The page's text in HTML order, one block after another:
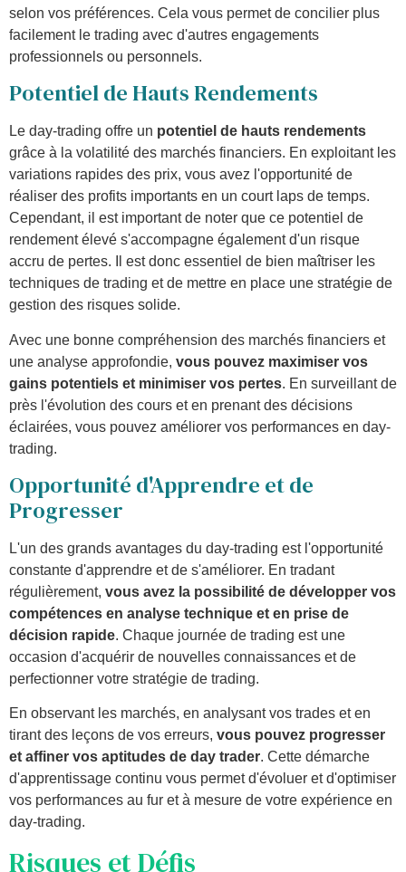
selon vos préférences. Cela vous permet de concilier plus
facilement le trading avec d'autres engagements
professionnels ou personnels.
Potentiel de Hauts Rendements
Le day-trading offre un potentiel de hauts rendements
grâce à la volatilité des marchés financiers. En exploitant les
variations rapides des prix, vous avez l'opportunité de
réaliser des profits importants en un court laps de temps.
Cependant, il est important de noter que ce potentiel de
rendement élevé s'accompagne également d'un risque
accru de pertes. Il est donc essentiel de bien maîtriser les
techniques de trading et de mettre en place une stratégie de
gestion des risques solide.
Avec une bonne compréhension des marchés financiers et
une analyse approfondie, vous pouvez maximiser vos
gains potentiels et minimiser vos pertes. En surveillant de
près l'évolution des cours et en prenant des décisions
éclairées, vous pouvez améliorer vos performances en day-
trading.
Opportunité d'Apprendre et de
Progresser
L'un des grands avantages du day-trading est l'opportunité
constante d'apprendre et de s'améliorer. En tradant
régulièrement, vous avez la possibilité de développer vos
compétences en analyse technique et en prise de
décision rapide. Chaque journée de trading est une
occasion d'acquérir de nouvelles connaissances et de
perfectionner votre stratégie de trading.
En observant les marchés, en analysant vos trades et en
tirant des leçons de vos erreurs, vous pouvez progresser
et affiner vos aptitudes de day trader. Cette démarche
d'apprentissage continu vous permet d'évoluer et d'optimiser
vos performances au fur et à mesure de votre expérience en
day-trading.
Risques et Défis